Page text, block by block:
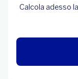
Calcola adesso